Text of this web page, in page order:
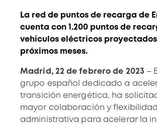
La red de puntos de recarga de
cuenta con 1.200 puntos de
vehículos eléctricos proyectados
próximos meses.
Madrid, 22 de febrero de 2023 –
grupo español dedicado a
transición energética, ha
mayor colaboración y flexibilidad
administrativa para acelerar la